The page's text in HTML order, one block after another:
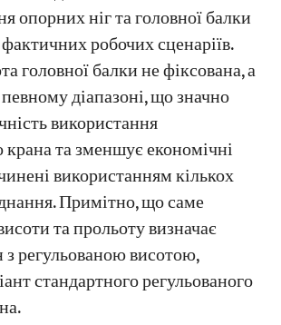
опорних ніг та головної балки
робочих сценаріїв.
головної балки не фіксована, а
діапазоні, що значно
використання
крана та зменшує економічні
використанням кількох
Примітно, що саме
та прольоту визначає
з регульованою висотою,
стандартного регульованого